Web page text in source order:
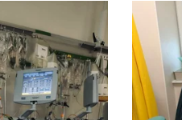
w poziomie. Użyj